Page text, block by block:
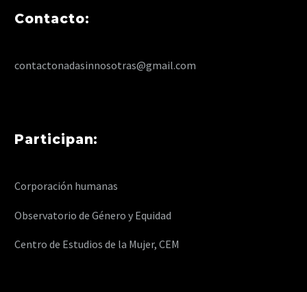
Contacto:
contactonadasinnosotras@gmail.com
Participan:
Corporación humanas
Observatorio de Género y Equidad
Centro de Estudios de la Mujer, CEM